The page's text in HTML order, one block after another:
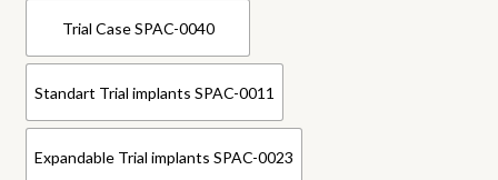
Trial Case SPAC-0040
Standart Trial implants SPAC-0011
Expandable Trial implants SPAC-0023